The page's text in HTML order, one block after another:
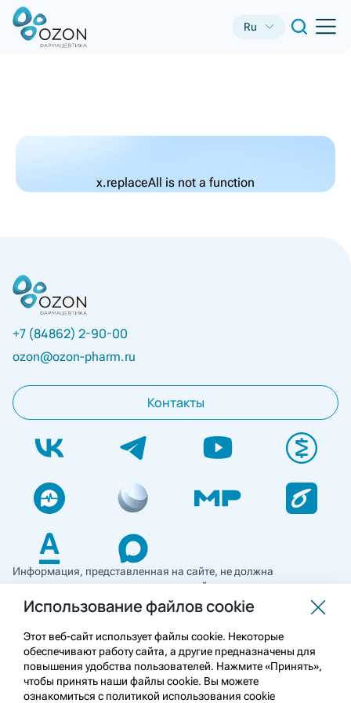
Ru
x.replaceAll is not a function
+7 (84862) 2-90-00
ozon@ozon-pharm.ru
Контакты
Информация, представленная на сайте, не должна
использоваться для самостоятельной диагностики и лечения
и не может служить заменой очной консультации врача. Перед
применением необходимо ознакомиться
с противопоказаниями препарата. Информация
о лекарственных средствах рецептурного отпуска
предназначена для медицинских и фармацевтических
работников.
Использование файлов cookie
Этот веб-сайт использует файлы cookie. Некоторые
обеспечивают работу сайта, а другие предназначены для
повышения удобства пользователей. Нажмите «Принять»,
чтобы принять наши файлы cookie. Вы можете
ознакомиться с политикой использования cookie